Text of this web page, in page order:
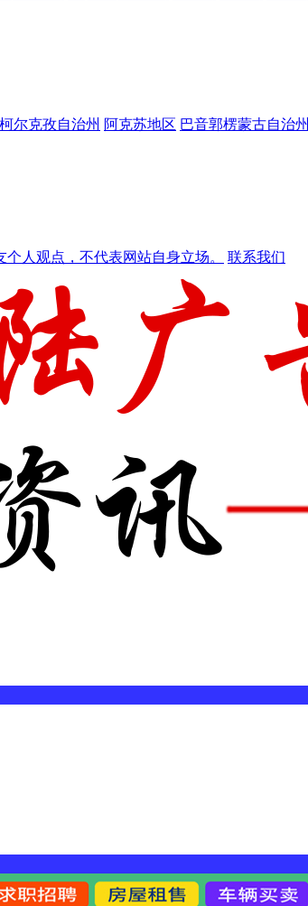
尔克孜自治州 阿克苏地区 巴音郭楞蒙古自治州
人观点，不代表网站自身立场。 联系我们